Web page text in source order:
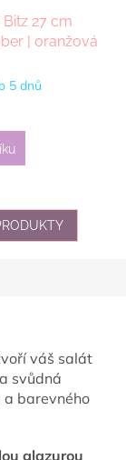
27 cm
| oranžová
5 dnů
váš salát
svůdná
a barevného
glazurou